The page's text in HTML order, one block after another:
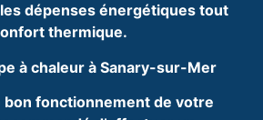
dépenses énergétiques tout
thermique.
à chaleur à Sanary-sur-Mer
fonctionnement de votre